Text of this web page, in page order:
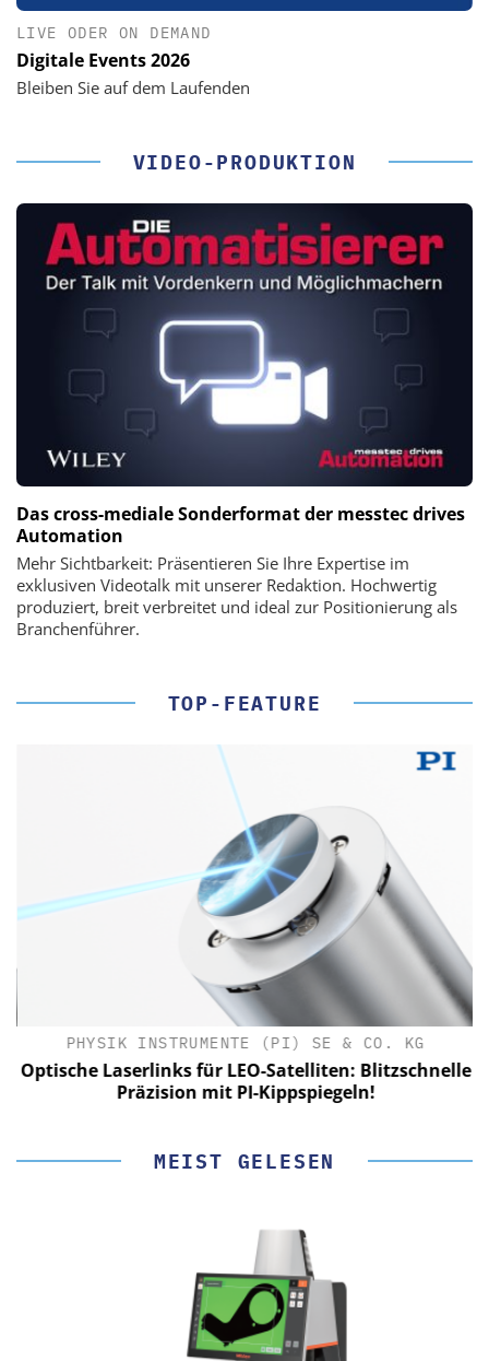
LIVE ODER ON DEMAND
Digitale Events 2026
Bleiben Sie auf dem Laufenden
VIDEO-PRODUKTION
Das cross-mediale Sonderformat der messtec drives
Automation
Mehr Sichtbarkeit: Präsentieren Sie Ihre Expertise im
exklusiven Videotalk mit unserer Redaktion. Hochwertig
produziert, breit verbreitet und ideal zur Positionierung als
Branchenführer.
TOP-FEATURE
PHYSIK INSTRUMENTE (PI) SE & CO. KG
Optische Laserlinks für LEO-Satelliten: Blitzschnelle
Präzision mit PI-Kippspiegeln!
MEIST GELESEN